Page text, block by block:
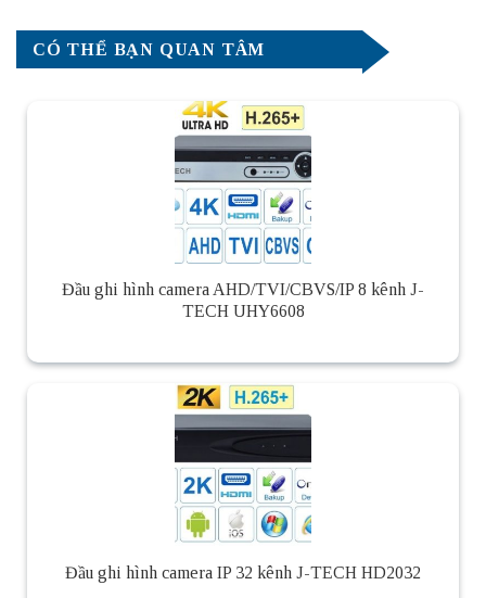
CÓ THỂ BẠN QUAN TÂM
Đầu ghi hình camera AHD/TVI/CBVS/IP 8 kênh J-
TECH UHY6608
Đầu ghi hình camera IP 32 kênh J-TECH HD2032